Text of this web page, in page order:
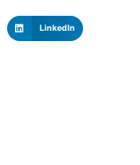
LinkedIn